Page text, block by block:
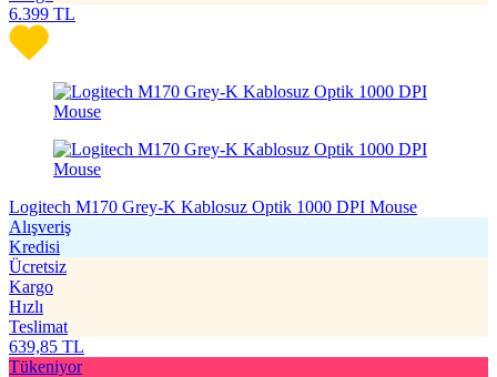
6.399 TL
Logitech M170 Grey-K Kablosuz Optik 1000 DPI Mouse
Alışveriş
Kredisi
Ücretsiz
Kargo
Hızlı
Teslimat
639,85 TL
Tükeniyor